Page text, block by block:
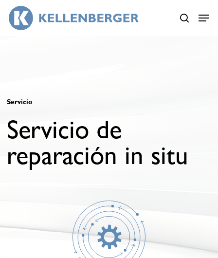
search
Menu
Servicio
Servicio de
reparación in situ